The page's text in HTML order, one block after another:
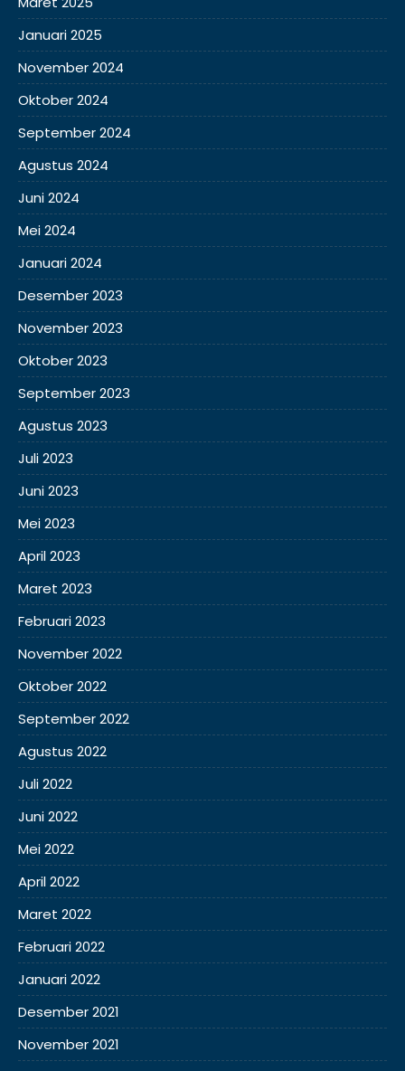
Januari 2025
November 2024
Oktober 2024
September 2024
Agustus 2024
Juni 2024
Mei 2024
Januari 2024
Desember 2023
November 2023
Oktober 2023
September 2023
Agustus 2023
Juli 2023
Juni 2023
Mei 2023
April 2023
Maret 2023
Februari 2023
November 2022
Oktober 2022
September 2022
Agustus 2022
Juli 2022
Juni 2022
Mei 2022
April 2022
Maret 2022
Februari 2022
Januari 2022
Desember 2021
November 2021